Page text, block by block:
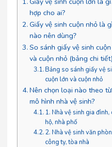
hợp cho ai?
Giấy vệ sinh cuộn nhỏ là
nào nên dùng?
So sánh giấy vệ sinh
và cuộn nhỏ (bảng chi tiết)
Bảng so sánh giấy vệ
cuộn lớn và cuộn nhỏ
Nên chọn loại nào theo
mô hình nhà vệ sinh?
1. Nhà vệ sinh gia đình,
hộ, nhà phố
2. Nhà vệ sinh văn
công ty, tòa nhà